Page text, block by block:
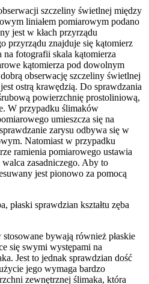
szczeliny świetlnej między
liniałem pomiarowym podano
jest w kłach przyrządu
przyrządu znajduje się kątomierz
fotografii skala kątomierza
kątomierza pod dowolnym
obserwację szczeliny świetlnej
ostrą krawędzią. Do sprawdzania
powierzchnię prostoliniową,
W przypadku ślimaków
umieszcza się na
zarysu odbywa się w
Natomiast w przypadku
ramienia pomiarowego ustawia
zasadniczego. Aby to
jest pionowo za pomocą
bywają również płaskie
się swymi występami na
Jest to jednak sprawdzian dość
jego wymaga bardzo
zewnętrznej ślimaka, która